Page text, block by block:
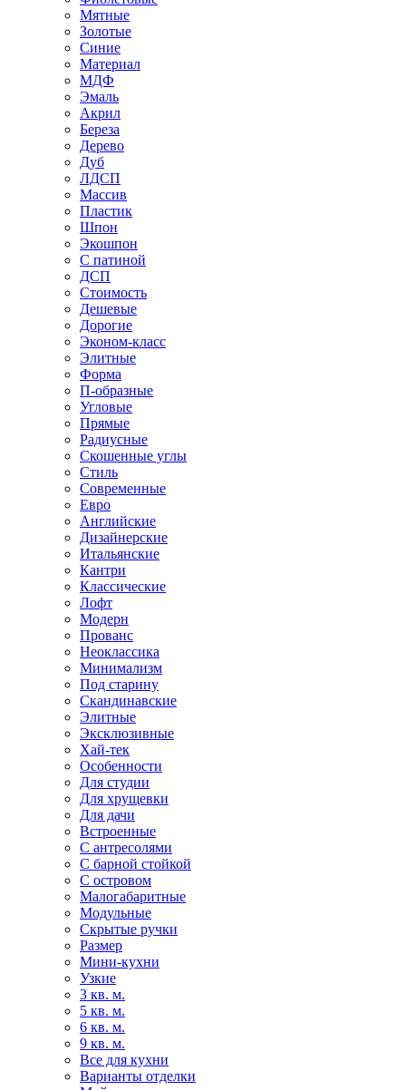
Мятные
Золотые
Синие
Материал
МДФ
Эмаль
Акрил
Береза
Дерево
Дуб
ЛДСП
Массив
Пластик
Шпон
Экошпон
С патиной
ДСП
Стоимость
Дешевые
Дорогие
Эконом-класс
Элитные
Форма
П-образные
Угловые
Прямые
Радиусные
Скошенные углы
Стиль
Современные
Евро
Английские
Дизайнерские
Итальянские
Кантри
Классические
Лофт
Модерн
Прованс
Неоклассика
Минимализм
Под старину
Скандинавские
Элитные
Эксклюзивные
Хай-тек
Особенности
Для студии
Для хрущевки
Для дачи
Встроенные
С антресолями
С барной стойкой
С островом
Малогабаритные
Модульные
Скрытые ручки
Размер
Мини-кухни
Узкие
3 кв. м.
5 кв. м.
6 кв. м.
9 кв. м.
Все для кухни
Варианты отделки